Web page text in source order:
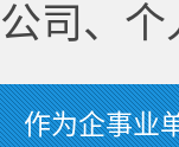
公司、
作为企事业